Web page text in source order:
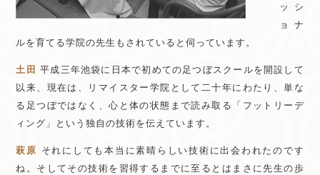
ッシ
ョナ
ルを育てる学院の先生もされていると伺っています。
土田 平成三年池袋に日本で初めての足つぼスクールを開設して
以来、現在は、リマイスター学院として二十年にわたり、単な
る足つぼではなく、心と体の状態まで読み取る「フットリーデ
ィング」という独自の技術を伝えています。
萩原 それにしても本当に素晴らしい技術に出会われたのです
ね。そしてその技術を習得するまでに至るとはまさに先生の歩